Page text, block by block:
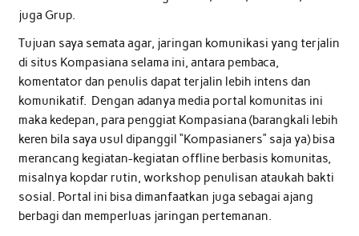
juga Grup.
Tujuan saya semata agar, jaringan komunikasi yang terjalin
di situs Kompasiana selama ini, antara pembaca,
komentator dan penulis dapat terjalin lebih intens dan
komunikatif. Dengan adanya media portal komunitas ini
maka kedepan, para penggiat Kompasiana (barangkali lebih
keren bila saya usul dipanggil “Kompasianers” saja ya) bisa
merancang kegiatan-kegiatan offline berbasis komunitas,
misalnya kopdar rutin, workshop penulisan ataukah bakti
sosial. Portal ini bisa dimanfaatkan juga sebagai ajang
berbagi dan memperluas jaringan pertemanan.